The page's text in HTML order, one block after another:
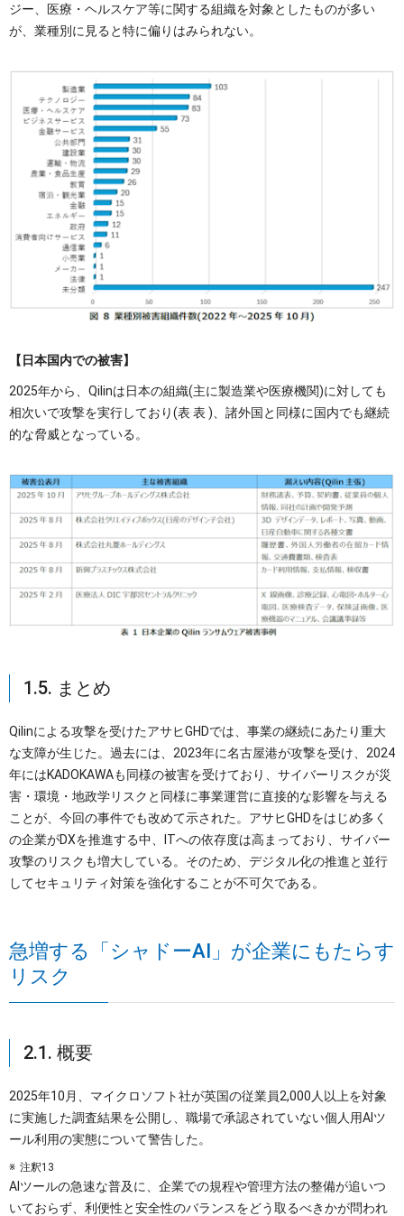
ジー、医療・ヘルスケア等に関する組織を対象としたものが多い
が、業種別に見ると特に偏りはみられない。
【日本国内での被害】
2025年から、Qilinは日本の組織(主に製造業や医療機関)に対しても
相次いで攻撃を実行しており(表 表 )、諸外国と同様に国内でも継続
的な脅威となっている。
1.5. まとめ
Qilinによる攻撃を受けたアサヒGHDでは、事業の継続にあたり重大
な支障が生じた。過去には、2023年に名古屋港が攻撃を受け、2024
年にはKADOKAWAも同様の被害を受けており、サイバーリスクが災
害・環境・地政学リスクと同様に事業運営に直接的な影響を与える
ことが、今回の事件でも改めて示された。アサヒGHDをはじめ多く
の企業がDXを推進する中、ITへの依存度は高まっており、サイバー
攻撃のリスクも増大している。そのため、デジタル化の推進と並行
してセキュリティ対策を強化することが不可欠である。
急増する「シャドーAI」が企業にもたらす
リスク
2.1. 概要
2025年10月、マイクロソフト社が英国の従業員2,000人以上を対象
に実施した調査結果を公開し、職場で承認されていない個人用AIツ
ール利用の実態について警告した。
注釈13
AIツールの急速な普及に、企業での規程や管理方法の整備が追いつ
いておらず、利便性と安全性のバランスをどう取るべきかが問われ